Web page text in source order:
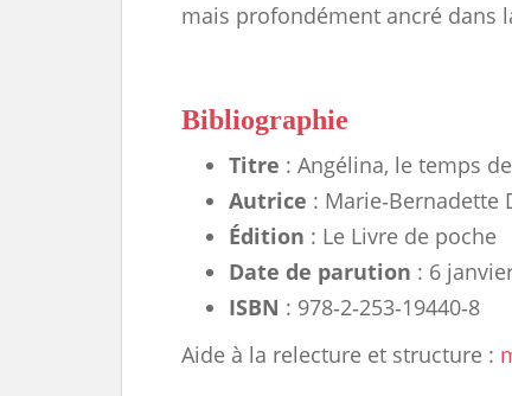
mais profondément ancré dans
Bibliographie
Titre : Angélina, le temps
Autrice : Marie‑Bernadette
Édition : Le Livre de poche
Date de parution : 6
ISBN : 978‑2‑253‑19440‑8
Aide à la relecture et structure :